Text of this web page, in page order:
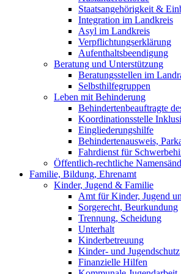
Staatsangehörigkeit &
Integration im Landkreis
Asyl im Landkreis
Verpflichtungserklärung
Aufenthaltsbeendigung
Beratung und Unterstützung
Beratungsstellen im
Selbsthilfegruppen
Leben mit Behinderung
Behindertenbeauftragte
Koordinationsstelle
Eingliederungshilfe
Behindertenausweis,
Fahrdienst für
Öffentlich-rechtliche
Familie, Bildung, Ehrenamt
Kinder, Jugend & Familie
Amt für Kinder, Jugend
Sorgerecht, Beurkundung
Trennung, Scheidung
Unterhalt
Kinderbetreuung
Kinder- und Jugendschutz
Finanzielle Hilfen